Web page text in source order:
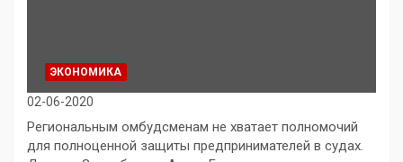
ЭКОНОМИКА
02-06-2020
Региональным омбудсменам не хватает полномочий
для полноценной защиты предпринимателей в судах.